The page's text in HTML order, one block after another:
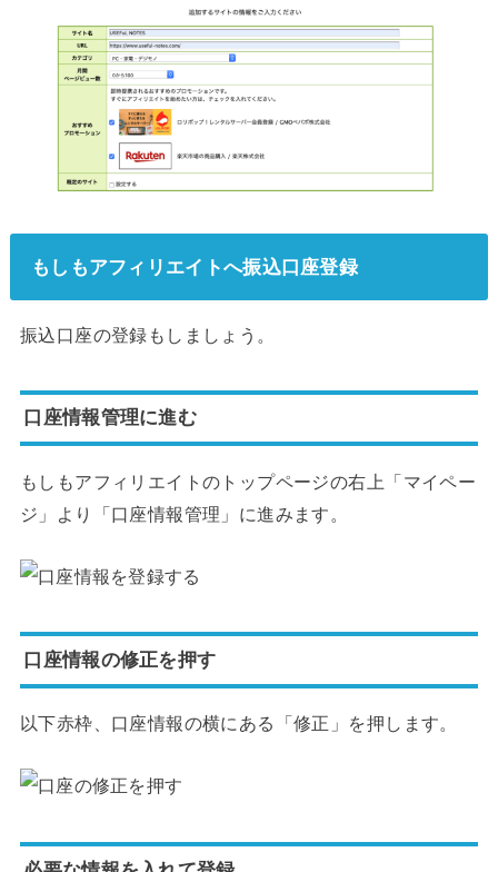
もしもアフィリエイトへ振込口座登録
振込口座の登録もしましょう。
口座情報管理に進む
もしもアフィリエイトのトップページの右上「マイペー
ジ」より「口座情報管理」に進みます。
口座情報の修正を押す
以下赤枠、口座情報の横にある「修正」を押します。